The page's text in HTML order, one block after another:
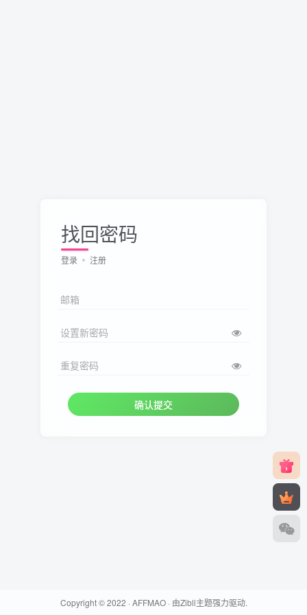
找回密码
登录 注册
邮箱
设置新密码
重复密码
确认提交
Copyright © 2022 · AFFMAO· 由Zibll主题强力驱动.